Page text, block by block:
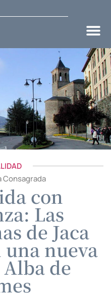
Consagrada
con
Las
de Jaca
nueva
de